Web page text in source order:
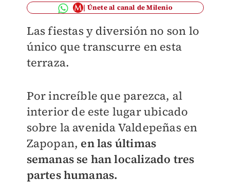
Únete al canal de Milenio
Las fiestas y diversión no son lo
único que transcurre en esta
terraza.
Por increíble que parezca, al
interior de este lugar ubicado
sobre la avenida Valdepeñas en
Zapopan, en las últimas
semanas se han localizado tres
partes humanas.